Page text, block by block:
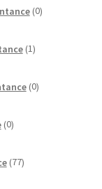
0izdelkov
1izdelek
0izdelkov
0izdelkov
77izdelkov